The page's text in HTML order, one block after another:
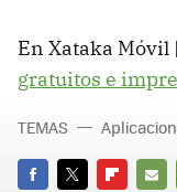
En Xataka Móvil |
gratuitos e
TEMAS